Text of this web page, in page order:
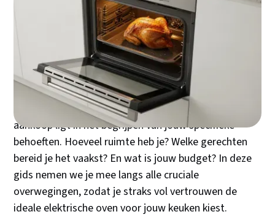
Een elektrische oven is meer dan een keukenapparaat
– het is de ruggengraat van jouw culinaire avonturen.
Of je nu een beginnende hobby-kok bent of een
doorgewinterde keukenprinses, de juiste elektrische
oven transformeert elke maaltijd van gewoon naar
memorabel. Maar met honderden modellen op de
markt, waar begin je? De sleutel tot een perfecte
aankoop ligt in het begrijpen van jouw specifieke
behoeften. Hoeveel ruimte heb je? Welke gerechten
bereid je het vaakst? En wat is jouw budget? In deze
gids nemen we je mee langs alle cruciale
overwegingen, zodat je straks vol vertrouwen de
ideale elektrische oven voor jouw keuken kiest.